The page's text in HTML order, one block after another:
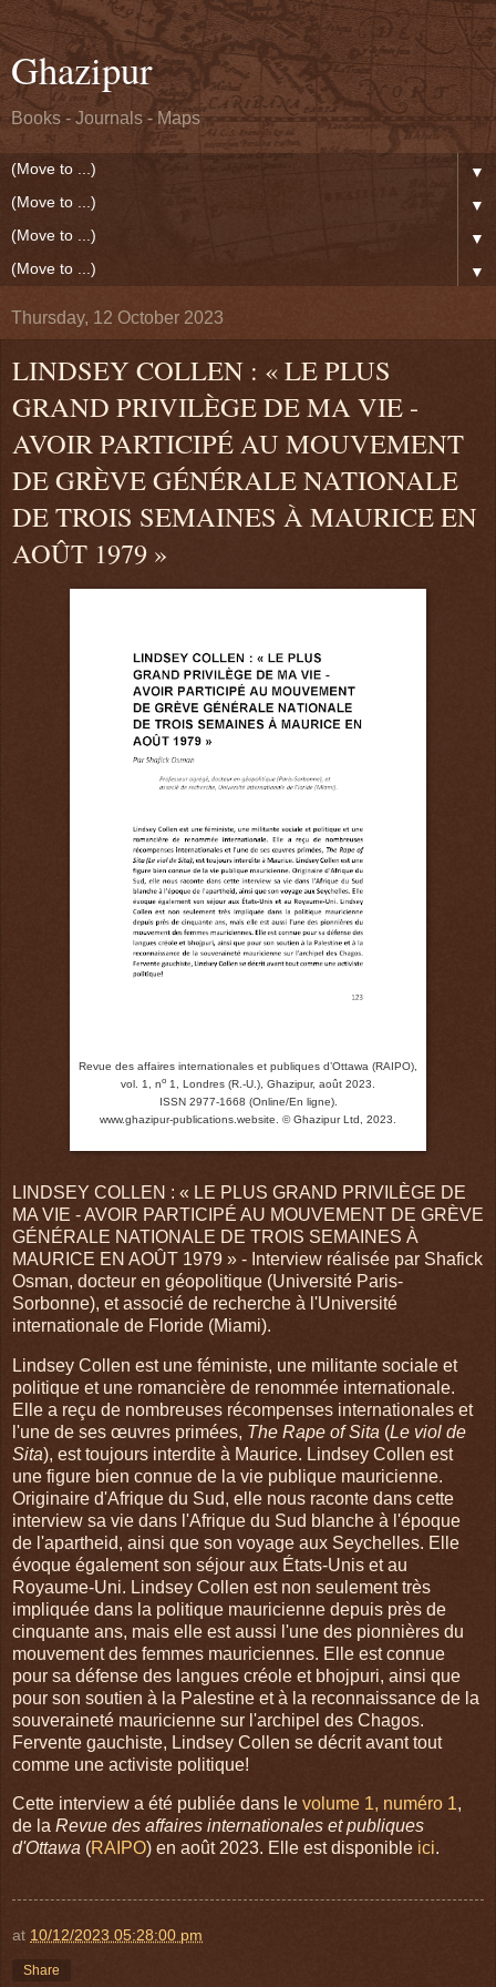
Ghazipur
Books - Journals - Maps
▼
▼
▼
▼
Thursday, 12 October 2023
LINDSEY COLLEN : « LE PLUS
GRAND PRIVILÈGE DE MA VIE -
AVOIR PARTICIPÉ AU MOUVEMENT
DE GRÈVE GÉNÉRALE NATIONALE
DE TROIS SEMAINES À MAURICE EN
AOÛT 1979 »
Revue des affaires internationales et publiques d’Ottawa (RAIPO),
vol. 1, no 1, Londres (R.-U.), Ghazipur, août 2023.
ISSN 2977-1668 (Online/En ligne).
www.ghazipur-publications.website. © Ghazipur Ltd, 2023.
LINDSEY COLLEN : « LE PLUS GRAND PRIVILÈGE DE
MA VIE - AVOIR PARTICIPÉ AU MOUVEMENT DE GRÈVE
GÉNÉRALE NATIONALE DE TROIS SEMAINES À
MAURICE EN AOÛT 1979 » - Interview réalisée par Shafick
Osman, docteur en géopolitique (Université Paris-
Sorbonne), et associé de recherche à l'Université
internationale de Floride (Miami).
Lindsey Collen est une féministe, une militante sociale et
politique et une romancière de renommée internationale.
Elle a reçu de nombreuses récompenses internationales et
l'une de ses œuvres primées, The Rape of Sita (Le viol de
Sita), est toujours interdite à Maurice. Lindsey Collen est
une figure bien connue de la vie publique mauricienne.
Originaire d'Afrique du Sud, elle nous raconte dans cette
interview sa vie dans l'Afrique du Sud blanche à l'époque
de l'apartheid, ainsi que son voyage aux Seychelles. Elle
évoque également son séjour aux États-Unis et au
Royaume-Uni. Lindsey Collen est non seulement très
impliquée dans la politique mauricienne depuis près de
cinquante ans, mais elle est aussi l'une des pionnières du
mouvement des femmes mauriciennes. Elle est connue
pour sa défense des langues créole et bhojpuri, ainsi que
pour son soutien à la Palestine et à la reconnaissance de la
souveraineté mauricienne sur l'archipel des Chagos.
Fervente gauchiste, Lindsey Collen se décrit avant tout
comme une activiste politique!
Cette interview a été publiée dans le volume 1, numéro 1,
de la Revue des affaires internationales et publiques
d'Ottawa (RAIPO) en août 2023. Elle est disponible ici.
at 10/12/2023 05:28:00 pm
Share